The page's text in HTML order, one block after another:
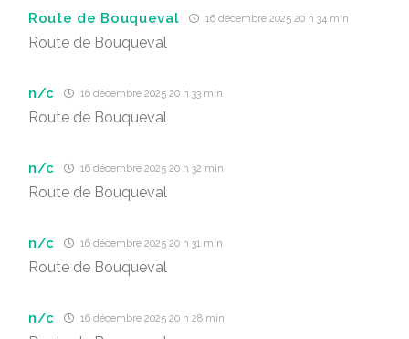
Route de Bouqueval 16 décembre 2025 20 h 34 min
Route de Bouqueval
n/c 16 décembre 2025 20 h 33 min
Route de Bouqueval
n/c 16 décembre 2025 20 h 32 min
Route de Bouqueval
n/c 16 décembre 2025 20 h 31 min
Route de Bouqueval
n/c 16 décembre 2025 20 h 28 min